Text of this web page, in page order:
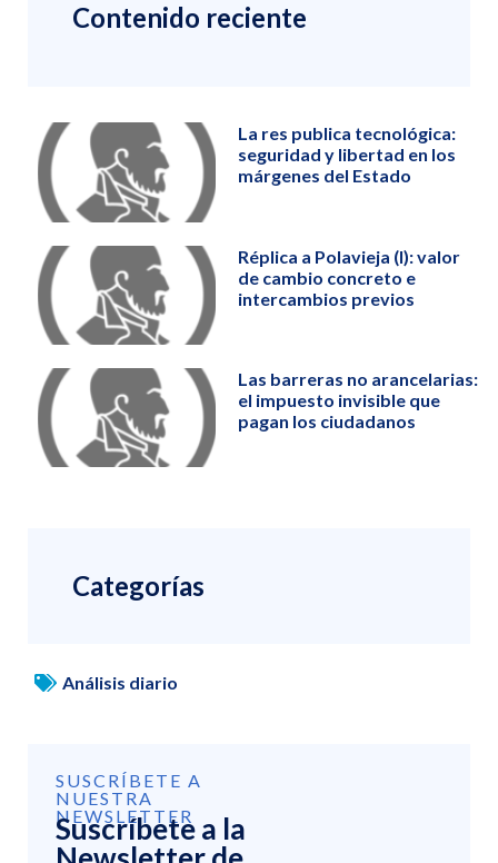
Contenido reciente
La res publica tecnológica:
seguridad y libertad en los
márgenes del Estado
Réplica a Polavieja (I): valor
de cambio concreto e
intercambios previos
Las barreras no arancelarias:
el impuesto invisible que
pagan los ciudadanos
Categorías
Análisis diario
SUSCRÍBETE A
NUESTRA
NEWSLETTER
Suscríbete a la